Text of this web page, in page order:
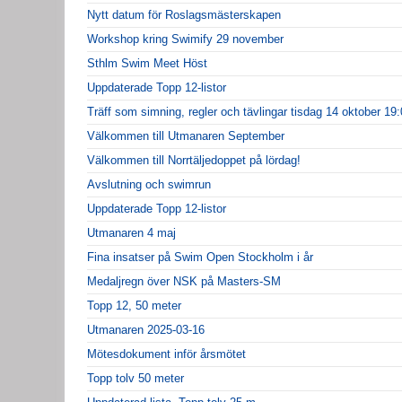
Nytt datum för Roslagsmästerskapen
Workshop kring Swimify 29 november
Sthlm Swim Meet Höst
Uppdaterade Topp 12-listor
Träff som simning, regler och tävlingar tisdag 14 oktober
Välkommen till Utmanaren September
Välkommen till Norrtäljedoppet på lördag!
Avslutning och swimrun
Uppdaterade Topp 12-listor
Utmanaren 4 maj
Fina insatser på Swim Open Stockholm i år
Medaljregn över NSK på Masters-SM
Topp 12, 50 meter
Utmanaren 2025-03-16
Mötesdokument inför årsmötet
Topp tolv 50 meter